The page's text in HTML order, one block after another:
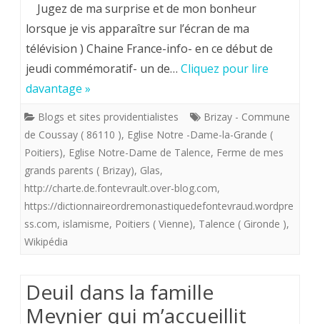
le
glas
a
la
France
endeuilllée
à
ce
Jugez de ma surprise et de mon bonheur
lorsque je vis apparaître sur l’écran de ma
télévision ) Chaine France-info- en ce début de
jeudi commémoratif- un de… Cliquez pour lire
davantage »
Blogs et sites providentialistes
Brizay - Commune
de Coussay ( 86110 ), Eglise Notre -Dame-la-Grande (
Poitiers), Eglise Notre-Dame de Talence, Ferme de mes
grands parents ( Brizay), Glas,
http://charte.de.fontevrault.over-blog.com,
https://dictionnaireordremonastiquedefontevraud.wordpre
ss.com, islamisme, Poitiers ( Vienne), Talence ( Gironde ),
Wikipédia
Deuil dans la famille
Meynier qui m’accueillit